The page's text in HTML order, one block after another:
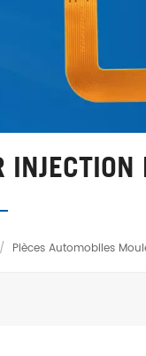
INJECTION
/ Pièces Automobiles